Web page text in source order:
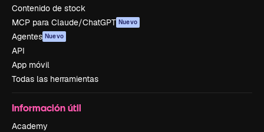
Contenido de stock
MCP para Claude/ChatGPT Nuevo
Agentes Nuevo
API
App móvil
Todas las herramientas
Información útil
Academy